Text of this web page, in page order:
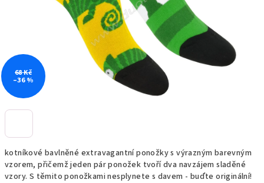
kotníkové bavlněné extravagantní ponožky s výrazným barevným
vzorem, přičemž jeden pár ponožek tvoří dva navzájem sladěné
vzory. S těmito ponožkami nesplynete s davem - buďte originální!
68 Kč
–36 %